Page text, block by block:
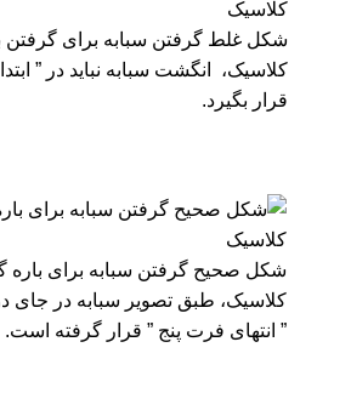
شکل غلط گرفتن سبابه برای گرفتن
کلاسیک، انگشت سبابه نباید در ”
قرار بگیرد.
شکل صحیح گرفتن سبابه برای باره
کلاسیک، طبق تصویر سبابه در جای
” انتهای فرت پنج ” قرار گرفته است.